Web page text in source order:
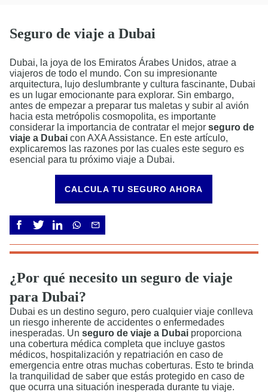
Seguro de viaje a Dubai
Dubai, la joya de los Emiratos Árabes Unidos, atrae a
viajeros de todo el mundo. Con su impresionante
arquitectura, lujo deslumbrante y cultura fascinante, Dubai
es un lugar emocionante para explorar. Sin embargo,
antes de empezar a preparar tus maletas y subir al avión
hacia esta metrópolis cosmopolita, es importante
considerar la importancia de contratar el mejor seguro de
viaje a Dubai con AXA Assistance. En este artículo,
explicaremos las razones por las cuales este seguro es
esencial para tu próximo viaje a Dubai.
CALCULA TU SEGURO AHORA
¿Por qué necesito un seguro de viaje
para Dubai?
Dubai es un destino seguro, pero cualquier viaje conlleva
un riesgo inherente de accidentes o enfermedades
inesperadas. Un seguro de viaje a Dubai proporciona
una cobertura médica completa que incluye gastos
médicos, hospitalización y repatriación en caso de
emergencia entre otras muchas coberturas. Esto te brinda
la tranquilidad de saber que estás protegido en caso de
que ocurra una situación inesperada durante tu viaje.